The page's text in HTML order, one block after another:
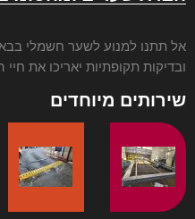
אל תתנו למנוע לשער חשמלי
ובדיקות תקופתיות יאריכו את
שירותים מיוחדים